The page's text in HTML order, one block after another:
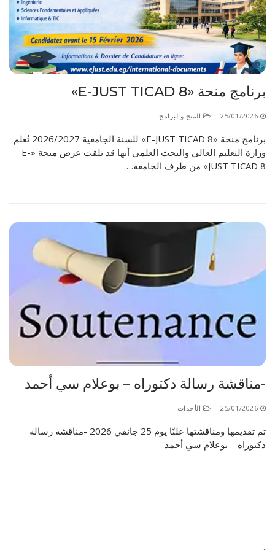
الأقــســــام الـتـحــضـيـريـــة
البرنامج الدراسي
عروض التكوين
التربصات
الشهادات
ميثاق الأداب والأخلاقيات الجامعية
برنامج منحة «E-JUST TICAD 8»
25/01/2026 المنح والبرامج
برنامج منحة «E-JUST TICAD 8» للسنة الجامعية 2026/2027 تُعلم
وزارة التعليم العالي والبحث العلمي أنها قد تلقت عرض منحة «E-
JUST TICAD 8» من طرف الجامعة…
-مناقشة رسالة دكتوراه – بوعلام سي أحمد
25/01/2026 الأحداث
تم تقديمها ومناقشتها علنًا يوم 25 جانفي 2026 -مناقشة رسالة
دكتوراه – بوعلام سي أحمد